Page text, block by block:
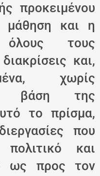
προκειμένου
μάθηση και η
τους
και,
χωρίς
βάση της
το πρίσμα,
που
πολιτικό και
ως προς τον